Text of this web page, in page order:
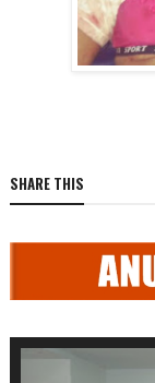
SHARE THIS